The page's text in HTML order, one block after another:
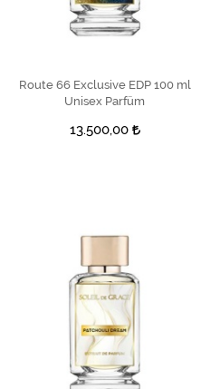
SEPETE EKLE
Route 66 Exclusive EDP 100 ml
Unisex Parfüm
13.500,00